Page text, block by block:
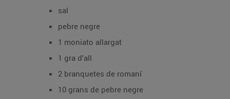
sal
pebre negre
1 moniato allargat
1 gra d’all
2 branquetes de romaní
10 grans de pebre negre